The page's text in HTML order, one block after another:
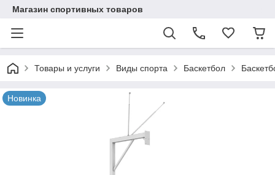
Магазин спортивных товаров
Товары и услуги Виды спорта Баскетбол
Новинка